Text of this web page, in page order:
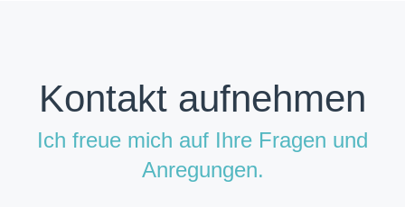
Kontakt aufnehmen
Ich freue mich auf Ihre Fragen und
Anregungen.